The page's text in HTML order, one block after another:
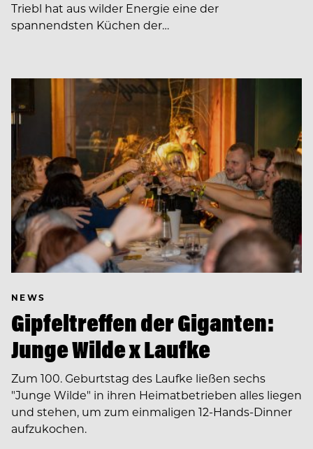
Triebl hat aus wilder Energie eine der
spannendsten Küchen der…
NEWS
Gipfeltreffen der Giganten:
Junge Wilde x Laufke
Zum 100. Geburtstag des Laufke ließen sechs
"Junge Wilde" in ihren Heimatbetrieben alles liegen
und stehen, um zum einmaligen 12-Hands-Dinner
aufzukochen.